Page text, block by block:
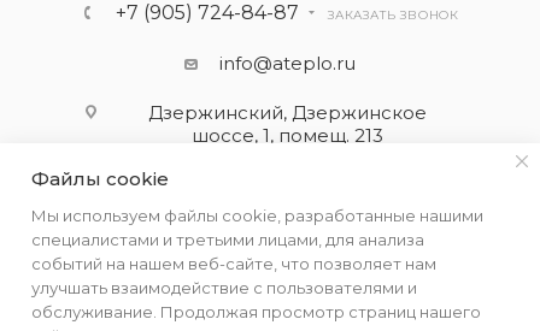
+7 (905) 724-84-87 ЗАКАЗАТЬ ЗВОНОК
info@ateplo.ru
Дзержинский, Дзержинское
шоссе, 1, помещ. 213
ПОЛИТИКА КОНФИДЕНЦИАЛЬНОСТИ
Файлы cookie
Мы используем файлы cookie, разработанные нашими
специалистами и третьими лицами, для анализа
событий на нашем веб-сайте, что позволяет нам
улучшать взаимодействие с пользователями и
обслуживание. Продолжая просмотр страниц нашего